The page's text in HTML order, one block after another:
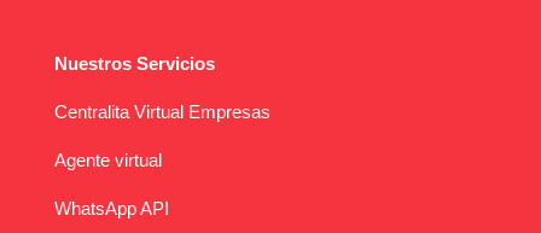
Nuestros Servicios
Centralita Virtual Empresas
Agente virtual
WhatsApp API